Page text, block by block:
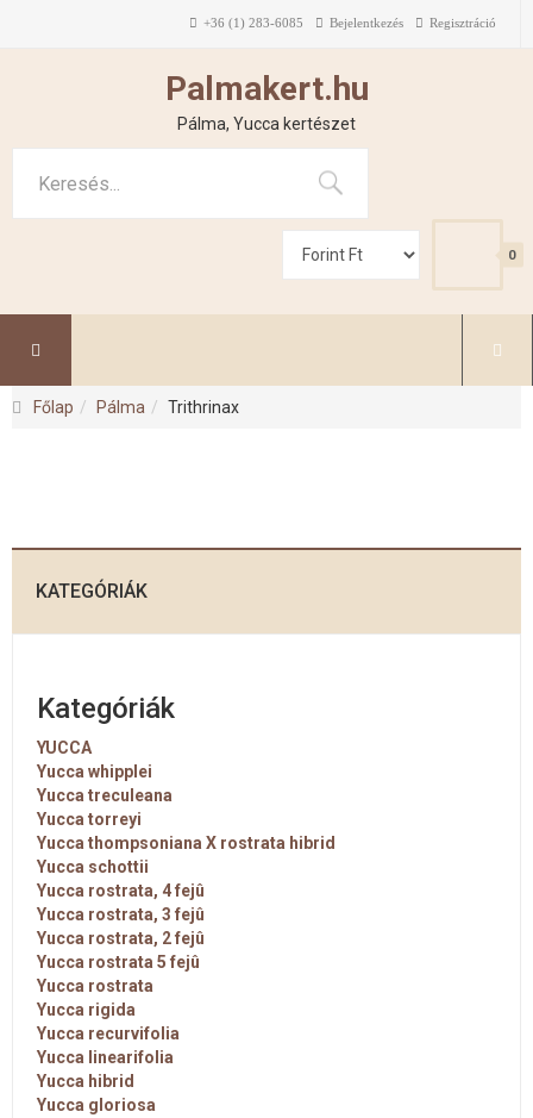
+36 (1) 283-6085 Bejelentkezés Regisztráció
Palmakert.hu
Pálma, Yucca kertészet
0
Főlap Pálma Trithrinax
KATEGÓRIÁK
Kategóriák
YUCCA
Yucca whipplei
Yucca treculeana
Yucca torreyi
Yucca thompsoniana X rostrata hibrid
Yucca schottii
Yucca rostrata, 4 fejû
Yucca rostrata, 3 fejû
Yucca rostrata, 2 fejû
Yucca rostrata 5 fejû
Yucca rostrata
Yucca rigida
Yucca recurvifolia
Yucca linearifolia
Yucca hibrid
Yucca gloriosa